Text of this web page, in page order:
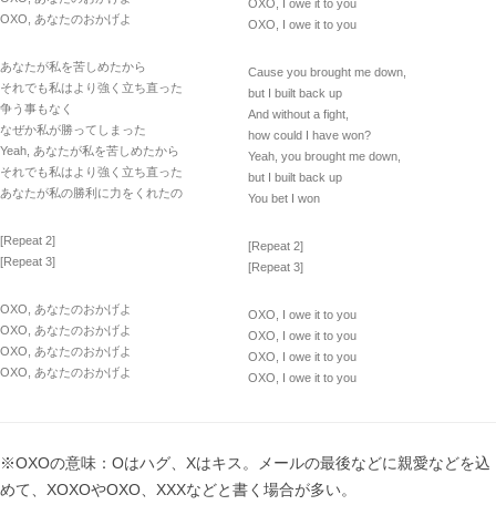
OXO, あなたのおかげよ
あなたが私を苦しめたから
それでも私はより強く立ち直った
争う事もなく
なぜか私が勝ってしまった
Yeah, あなたが私を苦しめたから
それでも私はより強く立ち直った
あなたが私の勝利に力をくれたの
[Repeat 2]
[Repeat 3]
OXO, あなたのおかげよ
OXO, あなたのおかげよ
OXO, あなたのおかげよ
OXO, あなたのおかげよ
OXO, I owe it to you
OXO, I owe it to you
Cause you brought me down,
but I built back up
And without a fight,
how could I have won?
Yeah, you brought me down,
but I built back up
You bet I won
[Repeat 2]
[Repeat 3]
OXO, I owe it to you
OXO, I owe it to you
OXO, I owe it to you
OXO, I owe it to you
※OXOの意味：Oはハグ、Xはキス。メールの最後などに親愛などを込
めて、XOXOやOXO、XXXなどと書く場合が多い。